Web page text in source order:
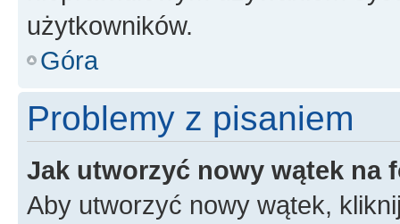
użytkowników.
Góra
Problemy z pisaniem
Jak utworzyć nowy wątek na
Aby utworzyć nowy wątek,